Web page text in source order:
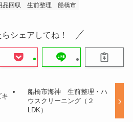
品回収 生前整理 船橋市
シェアしてね！
船橋市海神 生前整理・ハ
ウスクリーニング（２
LDK）